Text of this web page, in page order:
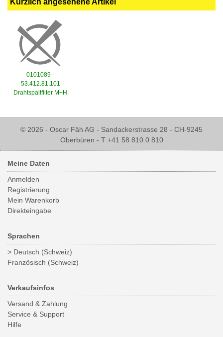
Kürzlich angesehene Artikel
0101089 -
53.412.81.101
Drahtspaltfilter M+H
© 2026 - Oscar Fäh AG - Sandackerstrasse 28 - CH-9245
Oberbüren - T +41 58 810 0 810
Meine Daten
Anmelden
Registrierung
Mein Warenkorb
Direkteingabe
Sprachen
> Deutsch (Schweiz)
Französisch (Schweiz)
Verkaufsinfos
Versand & Zahlung
Service & Support
Hilfe